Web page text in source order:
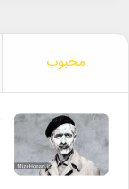
محبوب